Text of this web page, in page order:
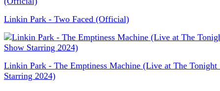
Linkin Park - Two Faced (Official)
Linkin Park - The Emptiness Machine (Live at The Tonight
Starring 2024)